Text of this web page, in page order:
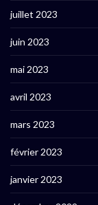
juillet 2023
juin 2023
mai 2023
avril 2023
mars 2023
février 2023
janvier 2023